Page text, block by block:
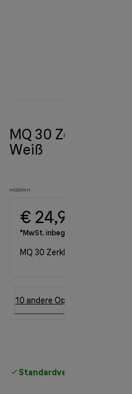
MQ 30
Weiß
MQ30WH
€ 24,90
*MwSt. inbegriffen
MQ 30 Zerkleinerer-Aufsatz
10 andere Option
Standardversand kostenlos